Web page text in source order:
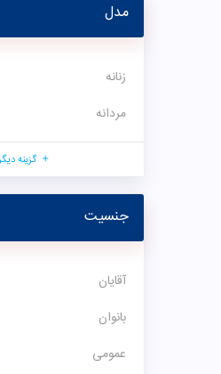
مدل
زنانه
مردانه
گزینه
جنسیت
آقایان
بانوان
عمومی